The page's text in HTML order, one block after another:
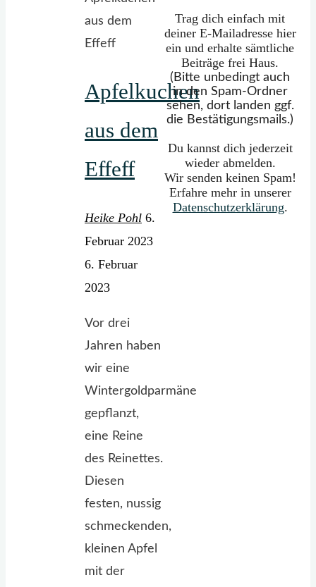
Apfelkuchen
aus dem
Effeff
Heike Pohl 6.
Februar 2023
6. Februar
2023
Vor drei
Jahren haben
wir eine
Wintergoldparmäne
gepflanzt,
eine Reine
des Reinettes.
Diesen
festen, nussig
schmeckenden,
kleinen Apfel
mit der
Trag dich einfach mit
deiner E-Mailadresse hier
ein und erhalte sämtliche
Beiträge frei Haus.
(Bitte unbedingt auch
in den Spam-Ordner
sehen, dort landen ggf.
die Bestätigungsmails.)
Du kannst dich jederzeit
wieder abmelden.
Wir senden keinen Spam!
Erfahre mehr in unserer
Datenschutzerklärung.